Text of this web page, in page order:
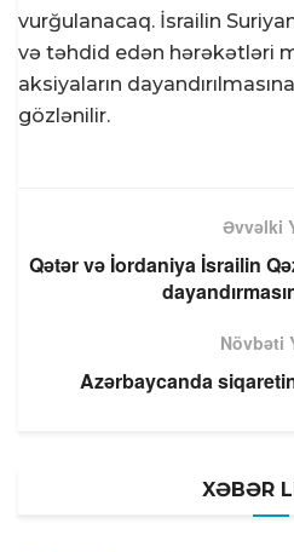
vurğulanacaq. İsrailin
və təhdid edən hərəkətləri
aksiyaların
gözlənilir.
Əvvəlki
Qətər və İordaniya İsrailin
Növbəti
Azərbaycanda
XƏBƏR